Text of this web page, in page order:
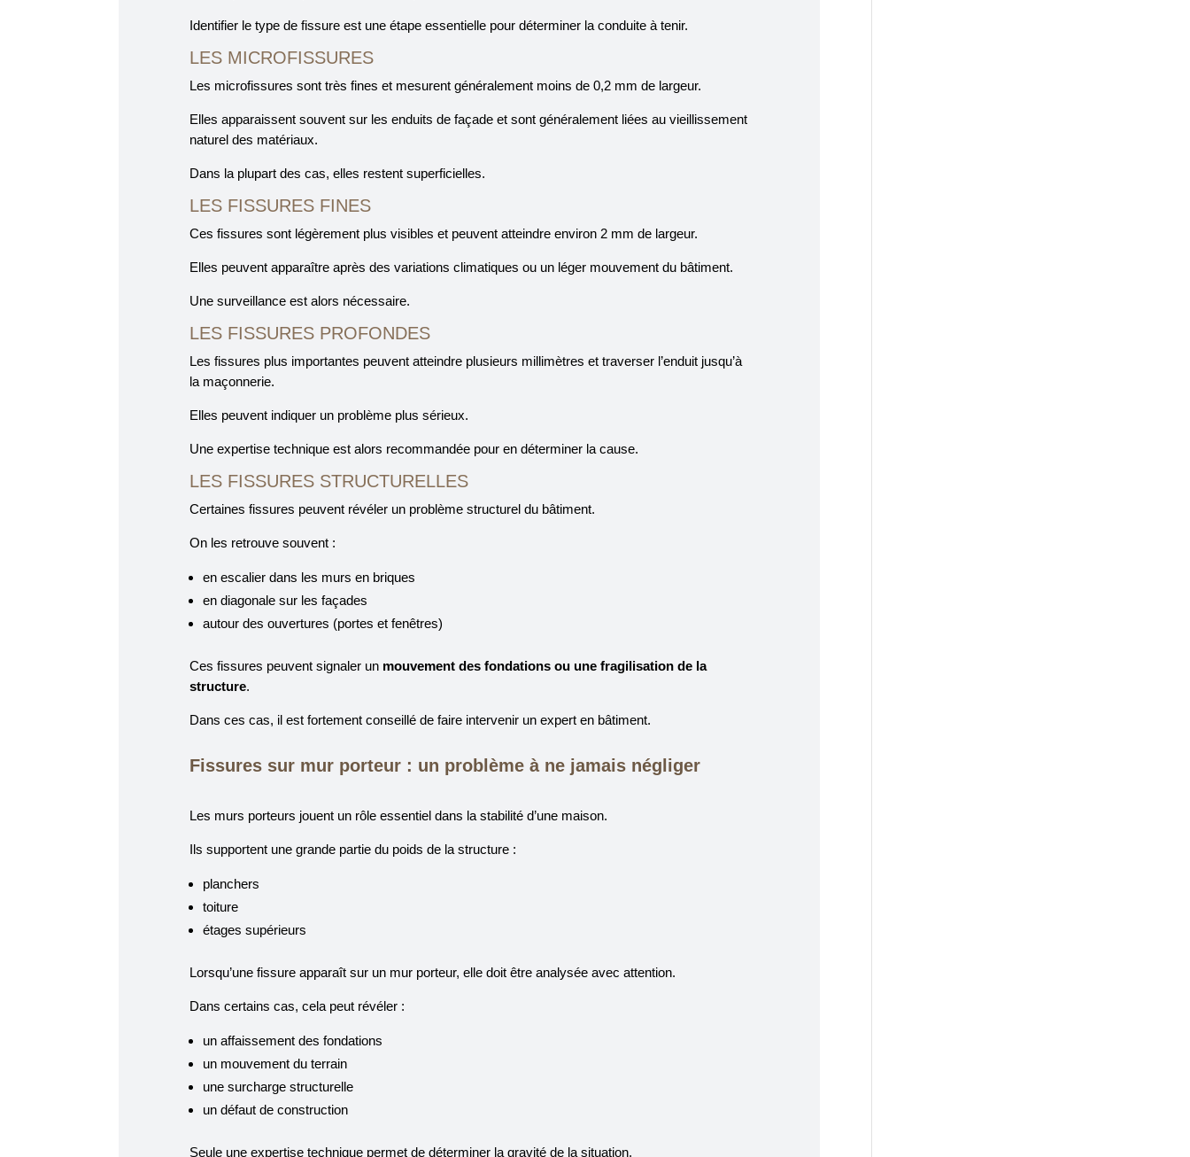
Identifier le type de fissure est une étape essentielle pour déterminer la conduite à tenir.
LES MICROFISSURES
Les microfissures sont très fines et mesurent généralement moins de 0,2 mm de largeur.
Elles apparaissent souvent sur les enduits de façade et sont généralement liées au vieillissement
naturel des matériaux.
Dans la plupart des cas, elles restent superficielles.
LES FISSURES FINES
Ces fissures sont légèrement plus visibles et peuvent atteindre environ 2 mm de largeur.
Elles peuvent apparaître après des variations climatiques ou un léger mouvement du bâtiment.
Une surveillance est alors nécessaire.
LES FISSURES PROFONDES
Les fissures plus importantes peuvent atteindre plusieurs millimètres et traverser l’enduit jusqu’à
la maçonnerie.
Elles peuvent indiquer un problème plus sérieux.
Une expertise technique est alors recommandée pour en déterminer la cause.
LES FISSURES STRUCTURELLES
Certaines fissures peuvent révéler un problème structurel du bâtiment.
On les retrouve souvent :
en escalier dans les murs en briques
en diagonale sur les façades
autour des ouvertures (portes et fenêtres)
Ces fissures peuvent signaler un mouvement des fondations ou une fragilisation de la
structure.
Dans ces cas, il est fortement conseillé de faire intervenir un expert en bâtiment.
Fissures sur mur porteur : un problème à ne jamais négliger
Les murs porteurs jouent un rôle essentiel dans la stabilité d’une maison.
Ils supportent une grande partie du poids de la structure :
planchers
toiture
étages supérieurs
Lorsqu’une fissure apparaît sur un mur porteur, elle doit être analysée avec attention.
Dans certains cas, cela peut révéler :
un affaissement des fondations
un mouvement du terrain
une surcharge structurelle
un défaut de construction
Seule une expertise technique permet de déterminer la gravité de la situation.